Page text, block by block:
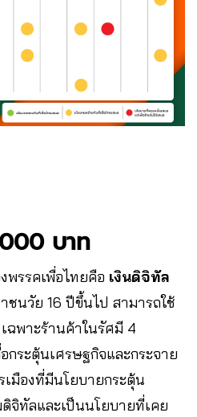
บาท
พรรคเพื่อไทยคือ เงินดิจิทัล
ชนวัย 16 ปีขึ้นไป สามารถใช้
ฉพาะร้านค้าในรัศมี 4
กระตุ้นเศรษฐกิจและกระจาย
เมืองที่มีนโยบายกระตุ้น
จิทัลและเป็นนโยบายที่เคย